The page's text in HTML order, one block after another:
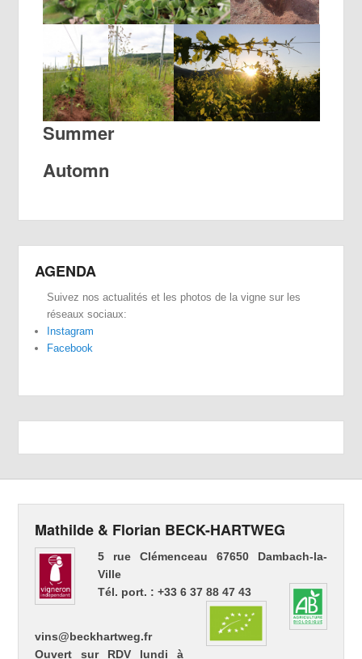
Summer
Automn
AGENDA
Suivez nos actualités et les photos de la vigne sur les
réseaux sociaux:
Instagram
Facebook
Mathilde & Florian BECK-HARTWEG
5 rue Clémenceau 67650 Dambach-la-
Ville
Tél. port. : +33 6 37 88 47 43
vins@beckhartweg.fr
Ouvert sur RDV lundi à